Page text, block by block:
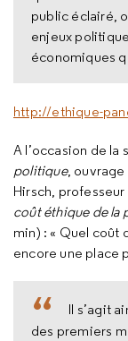
public éclairé,
enjeux
économiques
http://ethique-
A l’occasion de la
politique, ouvrage
Hirsch,
coût éthique de la
min) : « Quel coût
encore une place
Il s’agit
des premiers